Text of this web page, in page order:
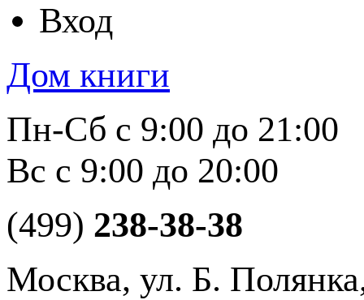
Вход
Дом книги
Пн-Сб с 9:00 до 21:00
Вс с 9:00 до 20:00
(499) 238-38-38
Москва, ул. Б.